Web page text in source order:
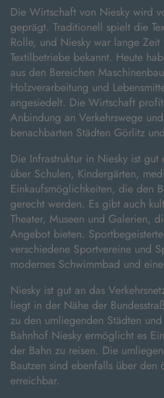
Die Wirtschaft von Niesky wird
geprägt. Traditionell spielt die
Rolle, und Niesky war lange
Textilbetriebe bekannt. Heute
aus den Bereichen
Holzverarbeitung und
angesiedelt. Die Wirtschaft
Anbindung an Verkehrswege
benachbarten Städten Görlitz
Die Infrastruktur in Niesky ist
über Schulen, Kindergärten,
Einkaufsmöglichkeiten, die den
gerecht werden. Es gibt auch
Theater, Museen und Galerien,
Angebot bieten.
verschiedene Sportvereine und
modernes Schwimmbad und
Niesky ist gut an das
liegt in der Nähe der
zu den umliegenden Städten
Bahnhof Niesky ermöglicht es
der Bahn zu reisen. Die
Bautzen sind ebenfalls über
erreichbar.